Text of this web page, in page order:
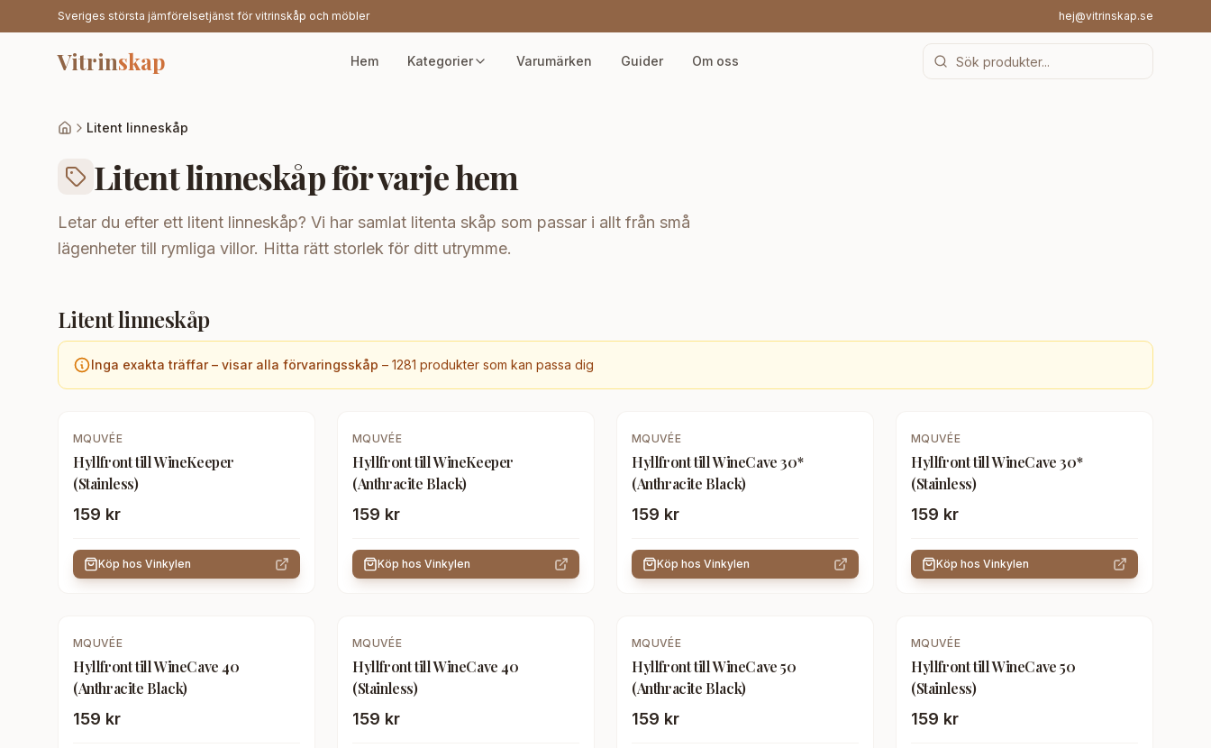
Sveriges största jämförelsetjänst för vitrinskåp och möbler hej@vitrinskap.se
Vitrinskap Hem Kategorier Varumärken Guider Om oss
Litent linneskåp
Litent linneskåp för varje hem
Letar du efter ett litent linneskåp? Vi har samlat litenta skåp som passar i allt från små
lägenheter till rymliga villor. Hitta rätt storlek för ditt utrymme.
Litent linneskåp
Inga exakta träffar – visar alla förvaringsskåp – 1281 produkter som kan passa dig
MQUVÉE
Hyllfront till WineKeeper
(Stainless)
159 kr
Köp hos Vinkylen
MQUVÉE
Hyllfront till WineKeeper
(Anthracite Black)
159 kr
Köp hos Vinkylen
MQUVÉE
Hyllfront till WineCave 30*
(Anthracite Black)
159 kr
Köp hos Vinkylen
MQUVÉE
Hyllfront till WineCave 30*
(Stainless)
159 kr
Köp hos Vinkylen
MQUVÉE
Hyllfront till WineCave 40
(Anthracite Black)
159 kr
MQUVÉE
Hyllfront till WineCave 40
(Stainless)
159 kr
MQUVÉE
Hyllfront till WineCave 50
(Anthracite Black)
159 kr
MQUVÉE
Hyllfront till WineCave 50
(Stainless)
159 kr